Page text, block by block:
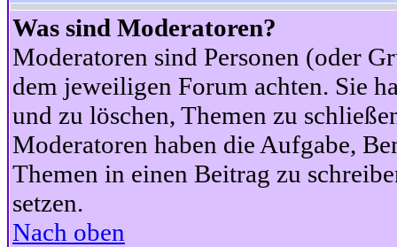
Was sind Moderatoren?
Moderatoren sind Personen (oder
dem jeweiligen Forum achten. Sie
und zu löschen, Themen zu
Moderatoren haben die Aufgabe,
Themen in einen Beitrag zu
setzen.
Nach oben